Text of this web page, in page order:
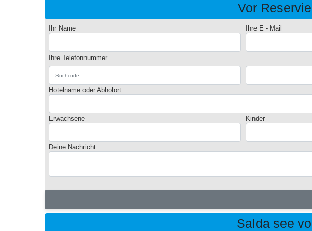
Vor
Ihr Name Ihre E - Mail
Ihre Telefonnummer
Hotelname oder Abholort
Erwachsene Kinder
Deine Nachricht
Salda see